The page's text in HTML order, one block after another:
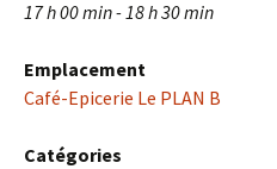
17 h 00 min - 18 h 30 min
Emplacement
Café-Epicerie Le PLAN B
Catégories